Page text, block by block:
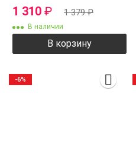
1 310 ₽ 1 379₽
В наличии
В корзину
-6%